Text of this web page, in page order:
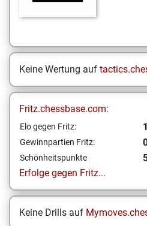
Keine Wertung auf
Fritz.chessbase.com:
Elo gegen Fritz:
Gewinnpartien Fritz:
Schönheitspunkte
Erfolge gegen Fritz...
Keine Drills auf